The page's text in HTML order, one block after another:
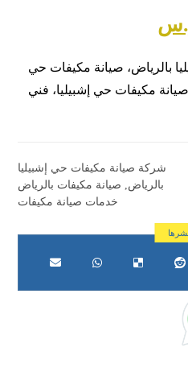
بالرياض، صيانة مكيفات حي
مكيفات حي إشبيليا، فني
شركة صيانة مكيفات حي إشبيليا
بالرياض, صيانة مكيفات بالرياض
خدمات صيانة مكيفات